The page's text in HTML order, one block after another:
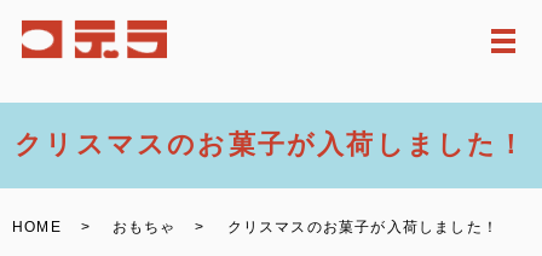
メ
クリスマスのお菓子が入荷しました！
HOME おもちゃ クリスマスのお菓子が入荷しました！